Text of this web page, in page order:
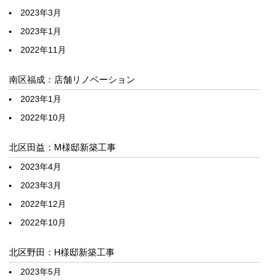
2023年3月
2023年1月
2022年11月
南区福成：店舗リノベーション
2023年1月
2022年10月
北区田益：M様邸新築工事
2023年4月
2023年3月
2022年12月
2022年10月
北区野田：H様邸新築工事
2023年5月